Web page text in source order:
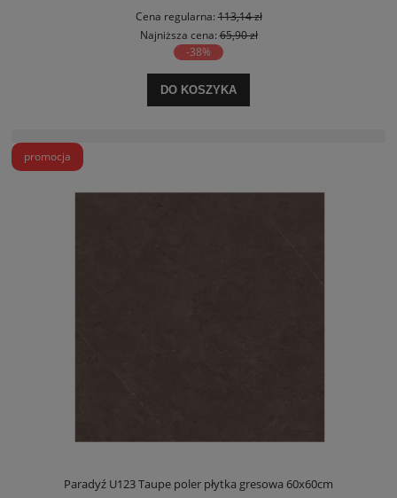
Cena regularna:113,14 zł
Najniższa cena:65,90 zł
-38%
DO KOSZYKA
Paradyź U123 Taupe poler płytka gresowa 60x60cm
promocja